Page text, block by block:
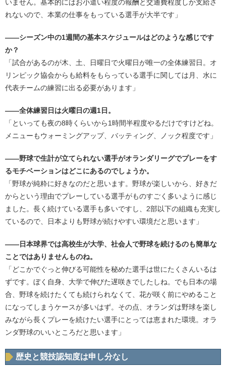
いません。基本的にはお小遣い程度の報酬と交通費程度しか支給さ
れないので、本業の仕事をもっている選手が大半です」
――シーズン中の1週間の基本スケジュールはどのような感じです
か？
「試合があるのが木、土、日曜日で火曜日が唯一の全体練習日。オ
リンピック協会からも給料をもらっている選手に関しては月、水に
代表チームの練習に出る必要があります」
――全体練習日は火曜日の週1日。
「といっても夜の8時くらいから1時間半程度やるだけですけどね。
メニューもウォーミングアップ、バッティング、ノック程度です」
――野球で生計が立てられない選手がオランダリーグでプレーをす
るモチベーションはどこにあるのでしょうか。
「野球が純粋に好きなのだと思います。野球が楽しいから、好きだ
からという理由でプレーしている選手がものすごく多いように感じ
ました。長く続けている選手も多いですし、2部以下の組織も充実し
ているので、日本よりも野球が続けやすい環境だと思います」
――日本球界では高校生が大学、社会人で野球を続けるのも簡単な
ことではありませんものね。
「どこかでぐっと伸びる可能性を秘めた選手は世にたくさんいるは
ずです。ぼく自身、大学で伸びた遅咲きでしたしね。でも日本の場
合、野球を続けたくても続けられなくて、花が咲く前にやめること
になってしまうケースが多いはず。その点、オランダは野球を楽し
みながら長くプレーを続けたい選手にとっては恵まれた環境。オラ
ンダ野球のいいところだと思います」
歴史と競技認知度は申し分なし